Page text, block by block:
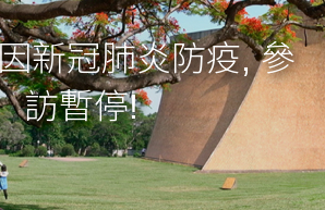
新冠肺炎防疫, 參
訪暫停!